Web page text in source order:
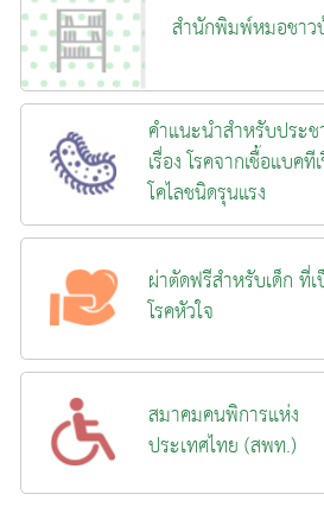
สำนักพิมพ์หมอชาว
คำแนะนำสำหรับประ
เรื่อง โรคจากเชื้อแบคที
โคไลชนิดรุนแรง
ผ่าตัดฟรีสำหรับเด็ก ที่
โรคหัวใจ
สมาคมคนพิการแห่ง
ประเทศไทย (สพท.)